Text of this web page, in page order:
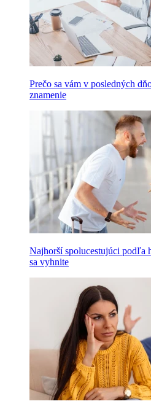
Prečo sa vám v posledných
znamenie
Najhorší spolucestujúci podľa
sa vyhnite